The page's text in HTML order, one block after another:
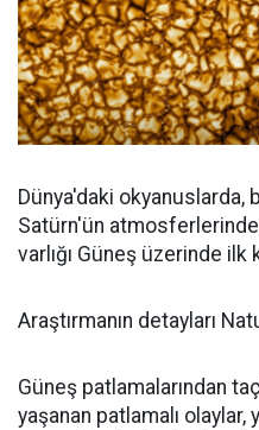
Dünya'daki
Satürn'ün atmosferlerinde
varlığı Güneş üzerinde ilk
Araştırmanın detayları
Güneş patlamalarından
yaşanan patlamalı olaylar,